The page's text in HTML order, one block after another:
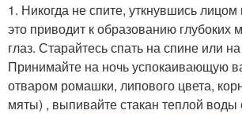
1. Никогда не спите, уткнувшись лицом
это приводит к образованию глубоких
глаз. Старайтесь спать на спине или
Принимайте на ночь успокаивающую
отваром ромашки, липового цвета,
мяты) , выпивайте стакан теплой